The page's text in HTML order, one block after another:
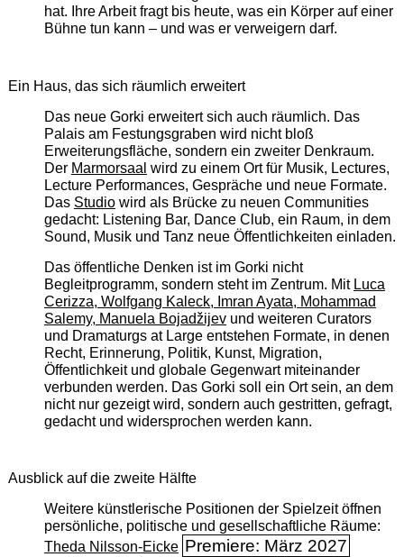
hat. Ihre Arbeit fragt bis heute, was ein Körper auf einer
Bühne tun kann – und was er verweigern darf.
Ein Haus, das sich räumlich erweitert
Das neue Gorki erweitert sich auch räumlich. Das
Palais am Festungsgraben wird nicht bloß
Erweiterungsfläche, sondern ein zweiter Denkraum.
Der Marmorsaal wird zu einem Ort für Musik, Lectures,
Lecture Performances, Gespräche und neue Formate.
Das Studiowird als Brücke zu neuen Communities
gedacht: Listening Bar, Dance Club, ein Raum, in dem
Sound, Musik und Tanz neue Öffentlichkeiten einladen.
Das öffentliche Denken ist im Gorki nicht
Begleitprogramm, sondern steht im Zentrum. Mit Luca
Cerizza, Wolfgang Kaleck, Imran Ayata, Mohammad
Salemy, Manuela Bojadžijevund weiteren Curators
und Dramaturgs at Large entstehen Formate, in denen
Recht, Erinnerung, Politik, Kunst, Migration,
Öffentlichkeit und globale Gegenwart miteinander
verbunden werden. Das Gorki soll ein Ort sein, an dem
nicht nur gezeigt wird, sondern auch gestritten, gefragt,
gedacht und widersprochen werden kann.
Ausblick auf die zweite Hälfte
Weitere künstlerische Positionen der Spielzeit öffnen
persönliche, politische und gesellschaftliche Räume:
Theda Nilsson-Eicke Premiere: März 2027